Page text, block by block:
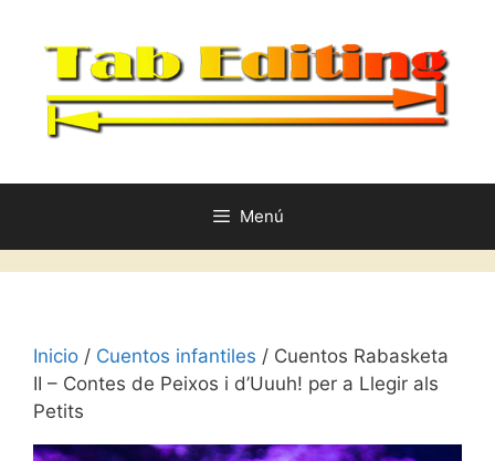
Menú
Inicio / Cuentos infantiles / Cuentos Rabasketa
II – Contes de Peixos i d’Uuuh! per a Llegir als
Petits